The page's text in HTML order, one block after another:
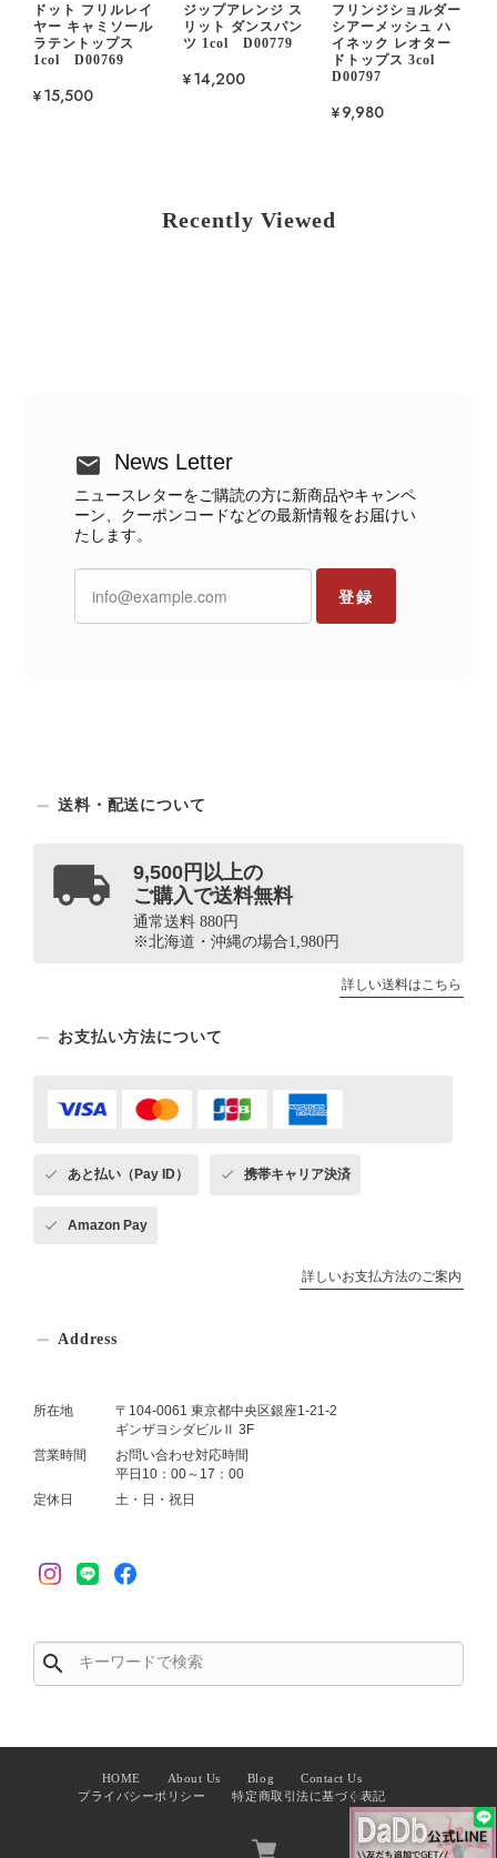
ドット フリルレイ
ヤー キャミソール
ラテントップス
1col D00769
¥15,500
ジップアレンジ ス
リット ダンスパン
ツ 1col D00779
¥14,200
フリンジショルダー
シアーメッシュ ハ
イネック レオター
ドトップス 3col
D00797
¥9,980
Recently Viewed
News Letter
ニュースレターをご購読の方に新商品やキャンペ
ーン、クーポンコードなどの最新情報をお届けい
たします。
登録
送料・配送について
9,500円以上の
ご購入で送料無料
通常送料 880円
※北海道・沖縄の場合1,980円
詳しい送料はこちら
お支払い方法について
あと払い（Pay ID） 携帯キャリア決済
Amazon Pay
詳しいお支払方法のご案内
Address
所在地
〒104-0061 東京都中央区銀座1-21-2
ギンザヨシダビルⅡ 3F
営業時間
お問い合わせ対応時間
平日10：00～17：00
定休日
土・日・祝日
search
HOME About Us Blog
Contact Us
プライバシーポリシー
特定商取引法に基づく表記
✕